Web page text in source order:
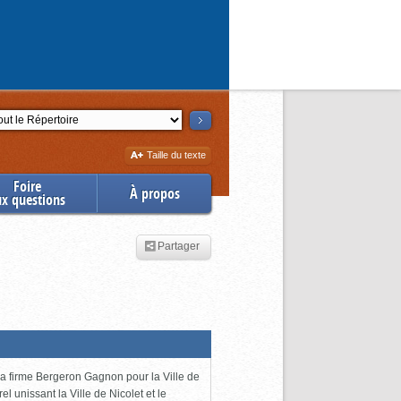
Augmenter
la
Taille du texte
Foire
questions À propos
Partager
firme Bergeron Gagnon pour la Ville de
unissant la Ville de Nicolet et le